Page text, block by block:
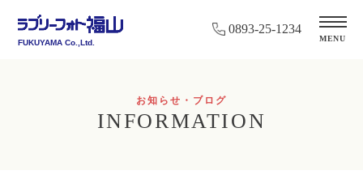
FUKUYAMA Co.,Ltd.
0893-25-1234
MENU
お知らせ・ブログ
INFORMATION